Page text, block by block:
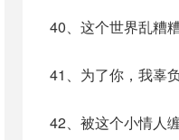
40、这个世界乱糟
41、为了你，我辜
42、被这个小情人